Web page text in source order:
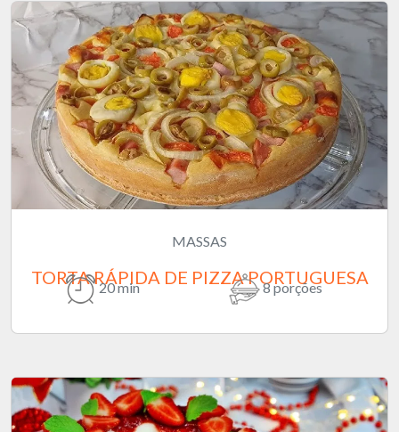
MASSAS
TORTA RÁPIDA DE PIZZA PORTUGUESA
20 min 8 porções